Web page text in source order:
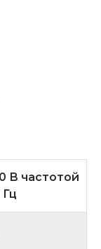
В частотой